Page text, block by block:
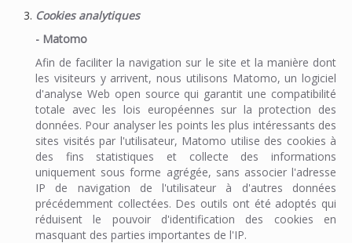
Cookies analytiques
- Matomo
Afin de faciliter la navigation sur le site et la manière dont
les visiteurs y arrivent, nous utilisons Matomo, un logiciel
d'analyse Web open source qui garantit une compatibilité
totale avec les lois européennes sur la protection des
données. Pour analyser les points les plus intéressants des
sites visités par l'utilisateur, Matomo utilise des cookies à
des fins statistiques et collecte des informations
uniquement sous forme agrégée, sans associer l'adresse
IP de navigation de l'utilisateur à d'autres données
précédemment collectées. Des outils ont été adoptés qui
réduisent le pouvoir d'identification des cookies en
masquant des parties importantes de l'IP.